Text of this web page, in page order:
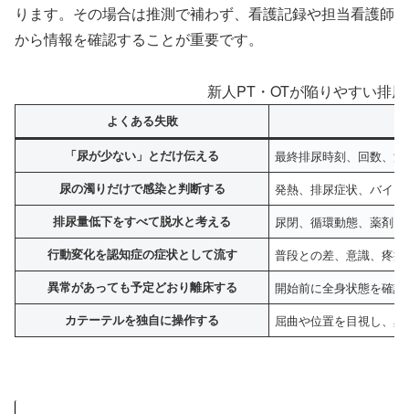
ります。その場合は推測で補わず、看護記録や担当看護師
から情報を確認することが重要です。
新人PT・OTが陥りやすい排
よくある失敗
「尿が少ない」とだけ伝える 最終排尿時刻、回数、
尿の濁りだけで感染と判断する 発熱、排尿症状、バイ
排尿量低下をすべて脱水と考える 尿閉、循環動態、薬剤
行動変化を認知症の症状として流す 普段との差、意識、疼
異常があっても予定どおり離床する 開始前に全身状態を確
カテーテルを独自に操作する 屈曲や位置を目視し、